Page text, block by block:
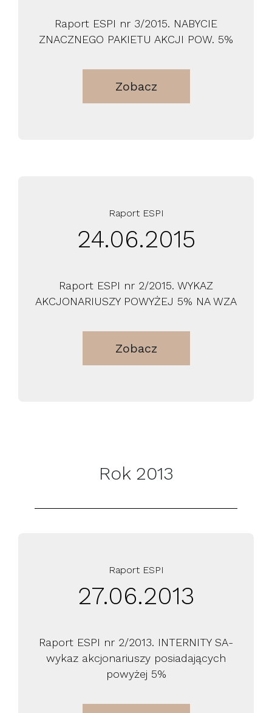
Raport ESPI nr 3/2015. NABYCIE
ZNACZNEGO PAKIETU AKCJI POW. 5%
Zobacz
Raport ESPI
24.06.2015
Raport ESPI nr 2/2015. WYKAZ
AKCJONARIUSZY POWYŻEJ 5% NA WZA
Zobacz
Rok 2013
Raport ESPI
27.06.2013
Raport ESPI nr 2/2013. INTERNITY SA-
wykaz akcjonariuszy posiadających
powyżej 5%